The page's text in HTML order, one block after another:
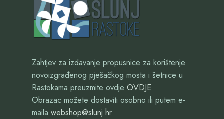
Zahtjev za izdavanje propusnice za korištenje
novoizgrađenog pješačkog mosta i šetnice u
Rastokama preuzmite ovdje OVDJE
Obrazac možete dostaviti osobno ili putem e-
maila webshop@slunj.hr